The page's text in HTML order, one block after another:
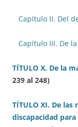
Capítulo II. Del
Capítulo III. De
TÍTULO X. De la
239 al 248)
TÍTULO XI. De
discapacidad